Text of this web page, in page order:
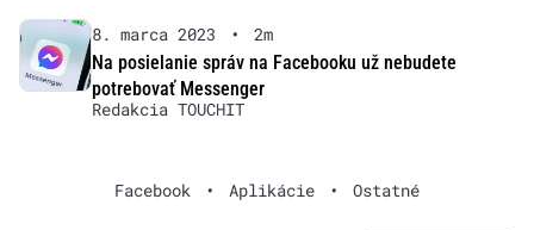
8. marca 2023 •
2m
Na posielanie správ na Facebooku už nebudete
potrebovať Messenger
Redakcia TOUCHIT
Facebook • Aplikácie • Ostatné